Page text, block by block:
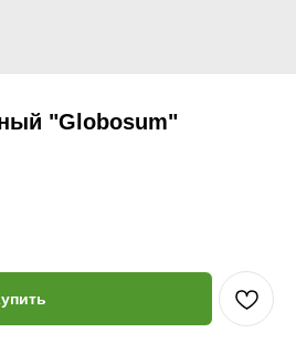
"Globosum"